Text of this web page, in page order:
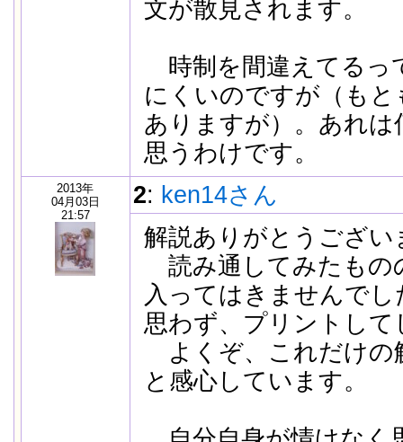
文が散見されます。
時制を間違えてるっ
にくいのですが（も
ありますが）。あれ
思うわけです。
2013年
04月03日
21:57
2: ken14さん
解説ありがとうござい
読み通してみたもの
入ってはきませんでし
思わず、プリントして
よくぞ、これだけの
と感心しています。